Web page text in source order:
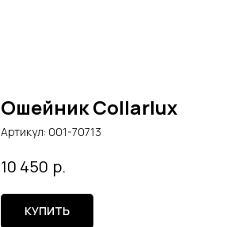
Ошейник Collarlux
Артикул: 001-70713
10 450 р.
КУПИТЬ